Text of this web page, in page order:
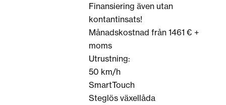
Finansiering även utan
kontantinsats!
Månadskostnad från 1461 € +
moms
Utrustning:
50 km/h
SmartTouch
Steglös växellåda